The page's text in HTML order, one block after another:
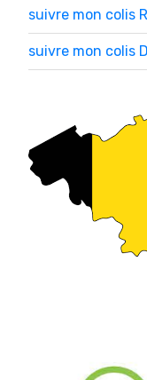
suivre mon colis
suivre mon colis